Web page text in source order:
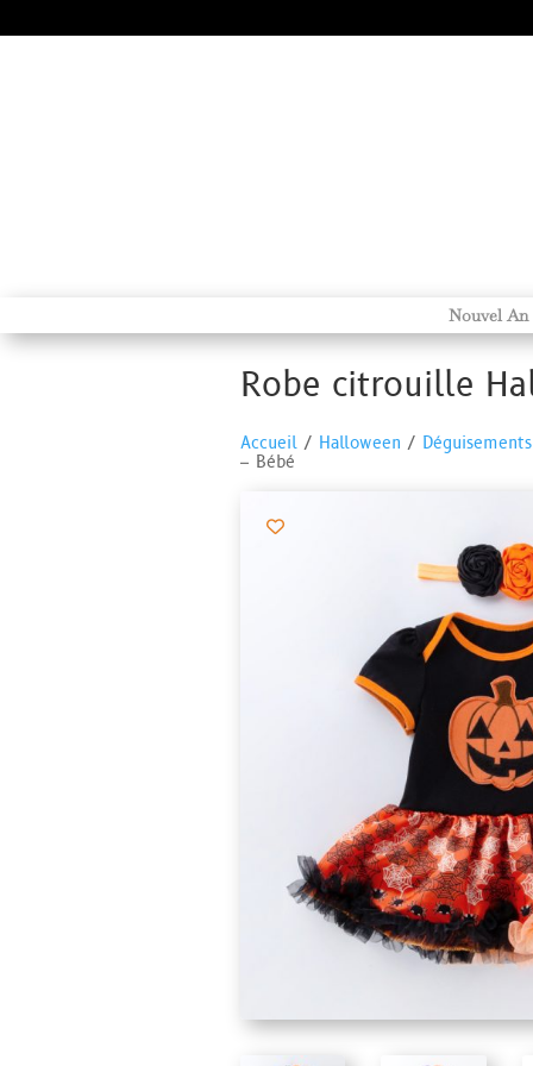
Nouvel An
Robe citrouille
Accueil/ Halloween / Déguisements
– Bébé